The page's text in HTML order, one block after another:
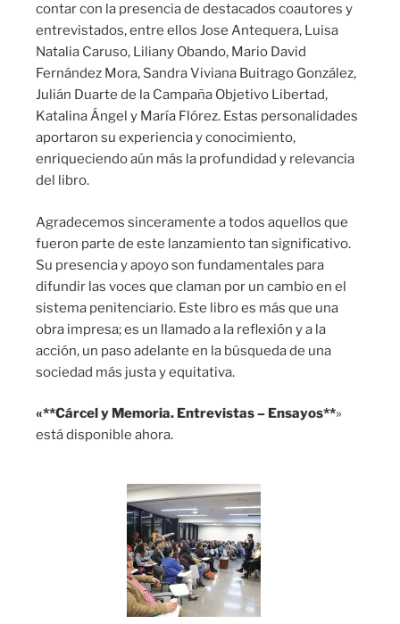
contar con la presencia de destacados coautores y
entrevistados, entre ellos Jose Antequera, Luisa
Natalia Caruso, Liliany Obando, Mario David
Fernández Mora, Sandra Viviana Buitrago González,
Julián Duarte de la Campaña Objetivo Libertad,
Katalina Ángel y María Flórez. Estas personalidades
aportaron su experiencia y conocimiento,
enriqueciendo aún más la profundidad y relevancia
del libro.
Agradecemos sinceramente a todos aquellos que
fueron parte de este lanzamiento tan significativo.
Su presencia y apoyo son fundamentales para
difundir las voces que claman por un cambio en el
sistema penitenciario. Este libro es más que una
obra impresa; es un llamado a la reflexión y a la
acción, un paso adelante en la búsqueda de una
sociedad más justa y equitativa.
«**Cárcel y Memoria. Entrevistas – Ensayos**»
está disponible ahora.